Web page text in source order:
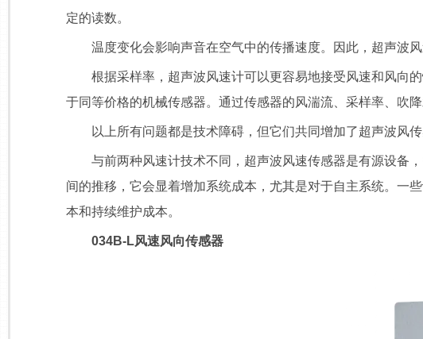
定的读数。
温度变化会影响声音在空气中的传播速度。因此，超声波风
根据采样率，超声波风速计可以更容易地接受风速和风向的
于同等价格的机械传感器。通过传感器的风湍流、采样率、吹
以上所有问题都是技术障碍，但它们共同增加了超声波风传
与前两种风速计技术不同，超声波风速传感器是有源设备，
间的推移，它会显着增加系统成本，尤其是对于自主系统。一
本和持续维护成本。
034B-L风速风向传感器